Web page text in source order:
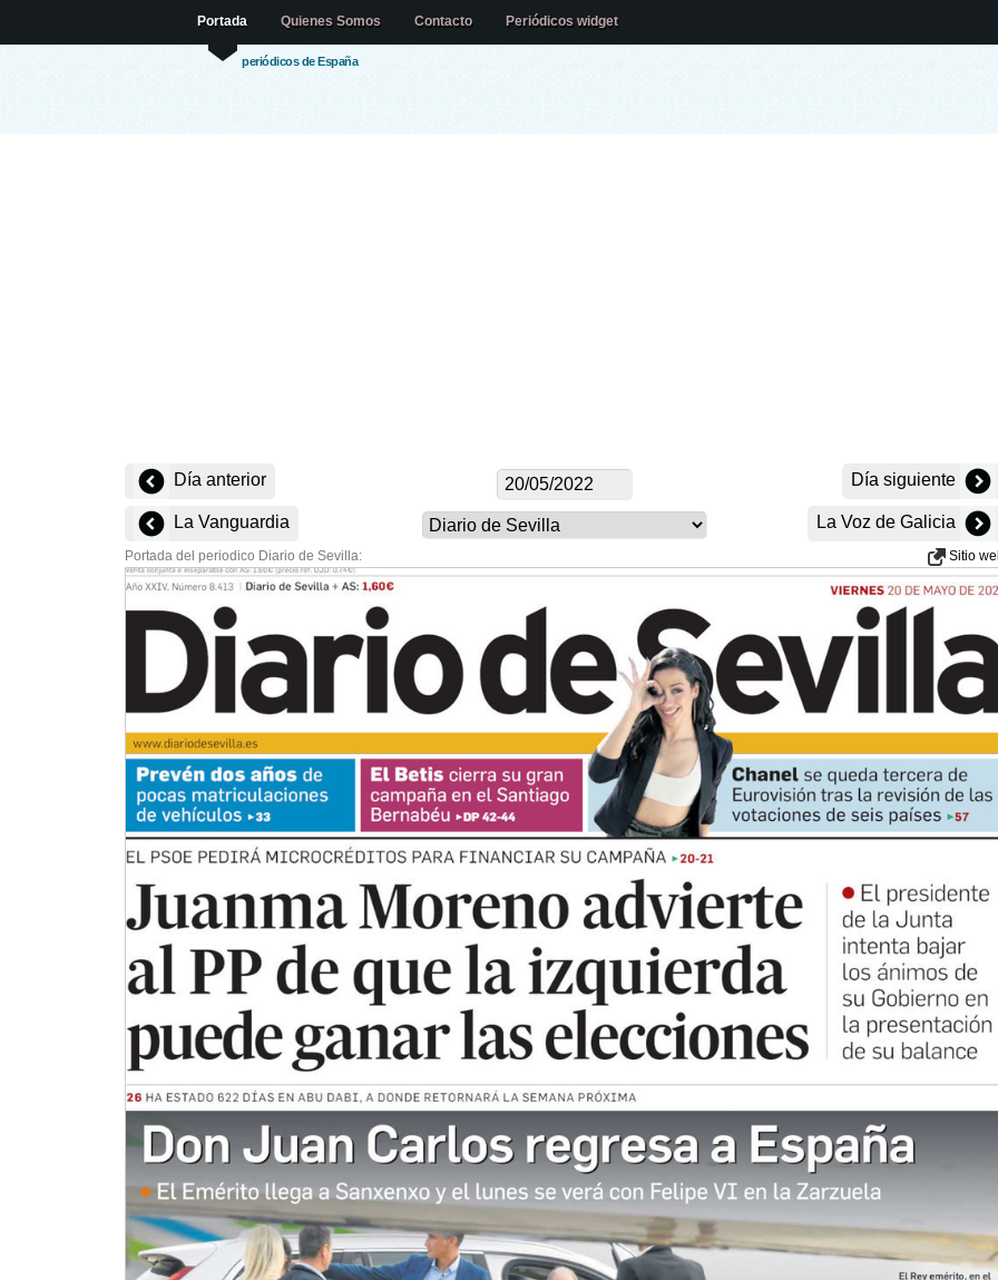
periódicos de España
Portada Quienes Somos Contacto Periódicos widget
Día anterior Día siguiente
La Vanguardia La Voz de Galicia
Portada del periodico Diario de Sevilla: Sitio